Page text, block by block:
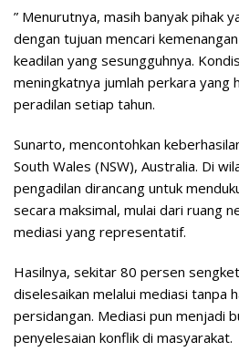
” Menurutnya, masih banyak pihak
dengan tujuan mencari
keadilan yang sesungguhnya.
meningkatnya jumlah perkara yang
peradilan setiap tahun.
Sunarto, mencontohkan
South Wales (NSW), Australia. Di
pengadilan dirancang untuk
secara maksimal, mulai dari ruang
mediasi yang representatif.
Hasilnya, sekitar 80 persen
diselesaikan melalui mediasi tanpa
persidangan. Mediasi pun menjadi
penyelesaian konflik di masyarakat.